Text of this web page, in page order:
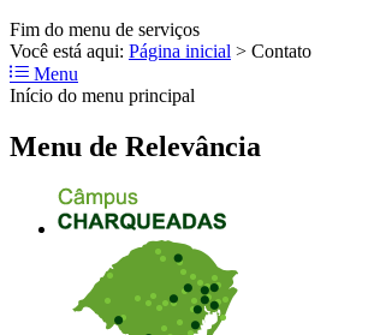
Fim do menu de serviços
Você está aqui: Página inicial > Contato
Menu
Início do menu principal
Menu de Relevância